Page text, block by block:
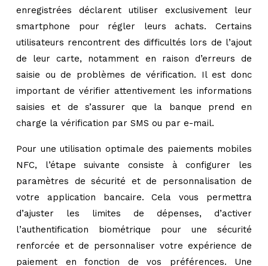
enregistrées déclarent utiliser exclusivement leur
smartphone pour régler leurs achats. Certains
utilisateurs rencontrent des difficultés lors de l’ajout
de leur carte, notamment en raison d’erreurs de
saisie ou de problèmes de vérification. Il est donc
important de vérifier attentivement les informations
saisies et de s’assurer que la banque prend en
charge la vérification par SMS ou par e-mail.
Pour une utilisation optimale des paiements mobiles
NFC, l’étape suivante consiste à configurer les
paramètres de sécurité et de personnalisation de
votre application bancaire. Cela vous permettra
d’ajuster les limites de dépenses, d’activer
l’authentification biométrique pour une sécurité
renforcée et de personnaliser votre expérience de
paiement en fonction de vos préférences. Une